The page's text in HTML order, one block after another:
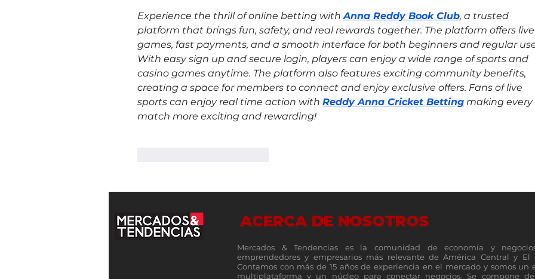
Experience the thrill of online betting with Anna Reddy Book Club, a trusted
platform that brings fun, safety, and real rewards together. The platform offers
games, fast payments, and a smooth interface for both beginners and regular
With easy sign up and secure login, players can enjoy a wide range of sports and
casino games anytime. The platform also features exciting community benefits,
creating a space for members to connect and enjoy exclusive offers. Fans of live
sports can enjoy real time action with Reddy Anna Cricket Betting making every
match more exciting and rewarding!
ACERCA DE NOSOTROS
Mercados & Tendencias es la comunidad de economía y
emprendedores y empresarios más relevante de América Central y El
Contamos con más de 15 años de experiencia en el mercado y somos un
multiplataforma y un núcleo para conectar negocios. Se compone